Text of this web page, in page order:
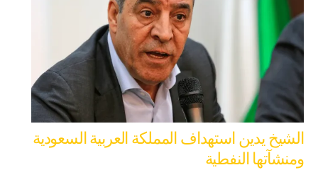
الشيخ يدين استهداف المملكة العربية السعودية
ومنشآتها النفطية